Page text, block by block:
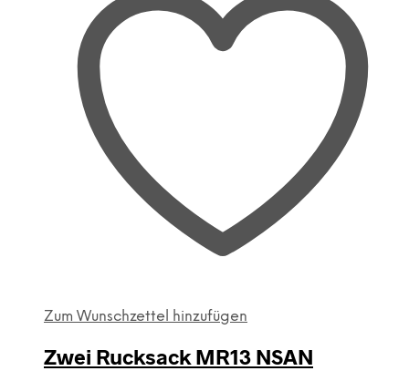
Zum Wunschzettel hinzufügen
Zwei Rucksack MR13 NSAN